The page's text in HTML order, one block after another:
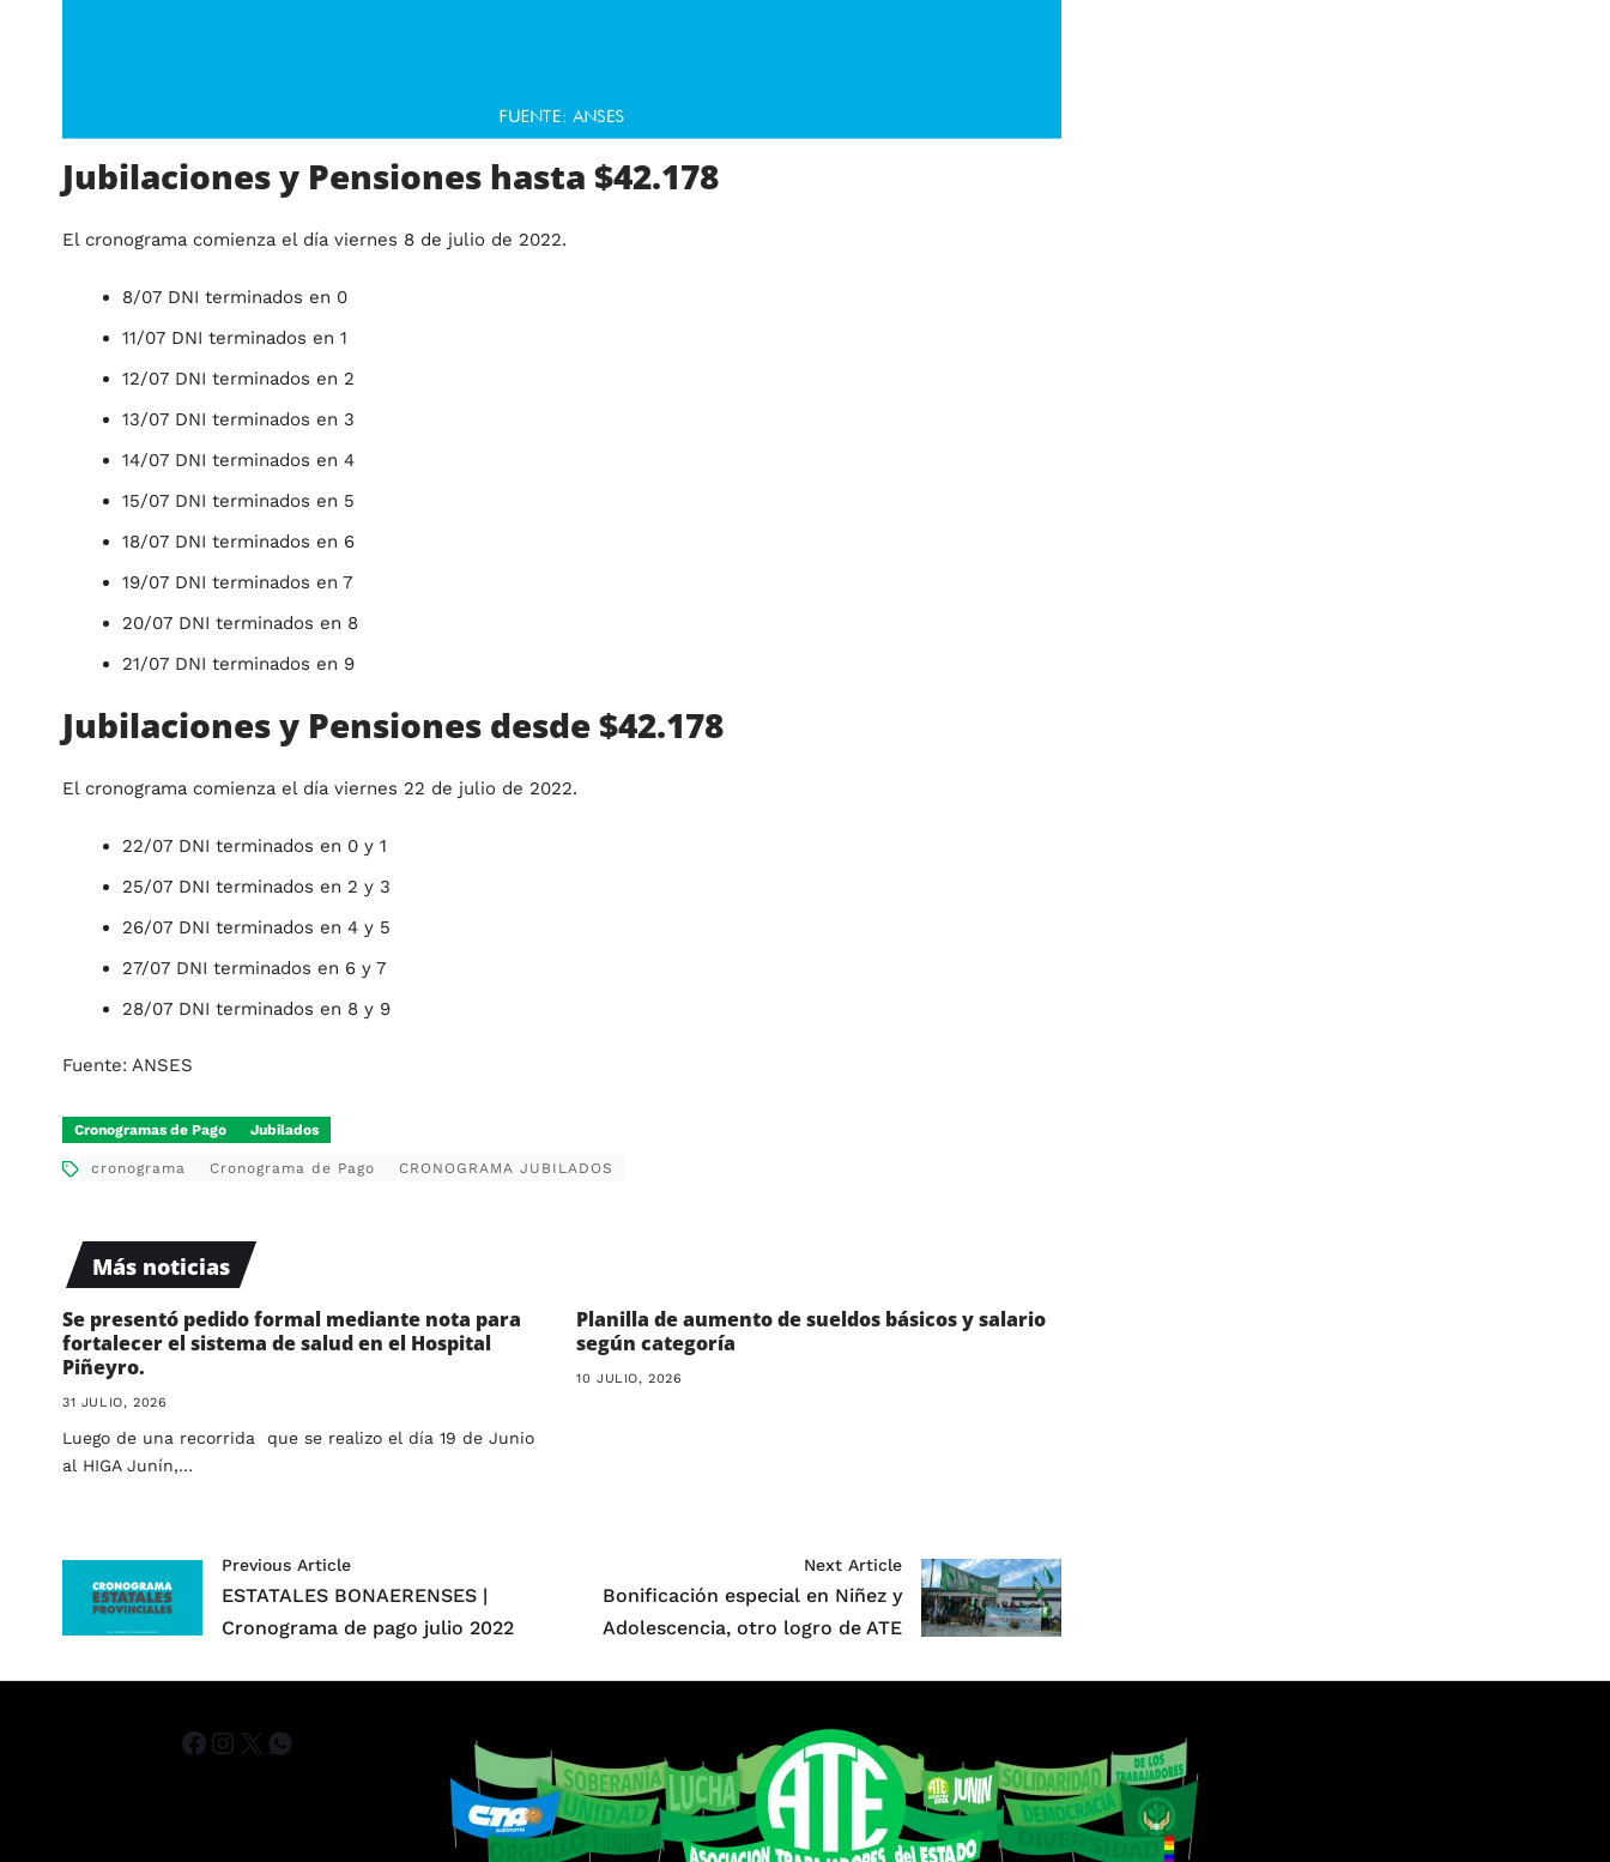
Jubilaciones y Pensiones hasta $42.178
El cronograma comienza el día viernes 8 de julio de 2022.
8/07 DNI terminados en 0
11/07 DNI terminados en 1
12/07 DNI terminados en 2
13/07 DNI terminados en 3
14/07 DNI terminados en 4
15/07 DNI terminados en 5
18/07 DNI terminados en 6
19/07 DNI terminados en 7
20/07 DNI terminados en 8
21/07 DNI terminados en 9
Jubilaciones y Pensiones desde $42.178
El cronograma comienza el día viernes 22 de julio de 2022.
22/07 DNI terminados en 0 y 1
25/07 DNI terminados en 2 y 3
26/07 DNI terminados en 4 y 5
27/07 DNI terminados en 6 y 7
28/07 DNI terminados en 8 y 9
Fuente: ANSES
Cronogramas de Pago Jubilados
cronograma Cronograma de Pago CRONOGRAMA JUBILADOS
Más noticias
Se presentó pedido formal mediante nota para
fortalecer el sistema de salud en el Hospital
Piñeyro.
31 JULIO, 2026
Luego de una recorrida que se realizo el día 19 de Junio
al HIGA Junín,…
Planilla de aumento de sueldos básicos y salario
según categoría
10 JULIO, 2026
Previous Article
ESTATALES BONAERENSES |
Cronograma de pago julio 2022
Next Article
Bonificación especial en Niñez y
Adolescencia, otro logro de ATE